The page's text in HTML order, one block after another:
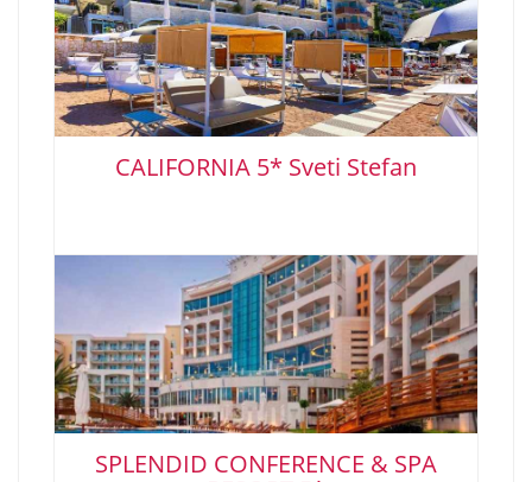
CALIFORNIA 5* Sveti Stefan
SPLENDID CONFERENCE & SPA